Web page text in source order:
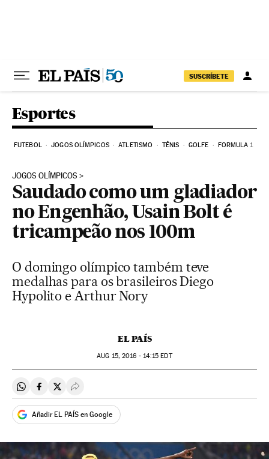
SUSCRÍBETE
Esportes
FUTEBOL JOGOS OLÍMPICOS ATLETISMO TÊNIS GOLFE FORMULA 1
JOGOS OLÍMPICOS
Saudado como um gladiador
no Engenhão, Usain Bolt é
tricampeão nos 100m
O domingo olímpico também teve
medalhas para os brasileiros Diego
Hypolito e Arthur Nory
EL PAÍS
AUG 15, 2016 - 14:15 EDT
Compartir en Whatsapp
Compartir en Facebook
Compartir en Twitter
Desplegar Redes Sociales
Añadir EL PAÍS en Google